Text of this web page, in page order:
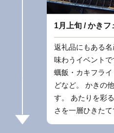
1月上旬 / かき
返礼品にもある
味わうイベント
蠣飯・カキフラ
どなど。 かきの
す。 あたりを彩
さを一層ひきたて